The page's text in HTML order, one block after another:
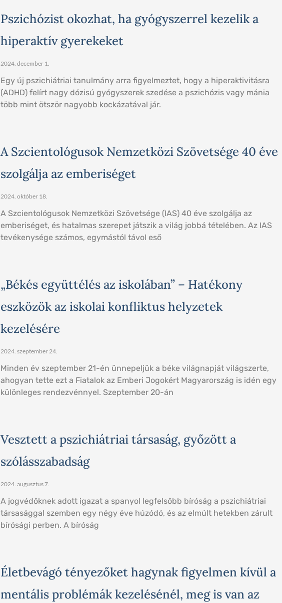
Pszichózist okozhat, ha gyógyszerrel kezelik a
hiperaktív gyerekeket
2024. december 1.
Egy új pszichiátriai tanulmány arra figyelmeztet, hogy a hiperaktivitásra
(ADHD) felírt nagy dózisú gyógyszerek szedése a pszichózis vagy mánia
több mint ötször nagyobb kockázatával jár.
A Szcientológusok Nemzetközi Szövetsége 40 éve
szolgálja az emberiséget
2024. október 18.
A Szcientológusok Nemzetközi Szövetsége (IAS) 40 éve szolgálja az
emberiséget, és hatalmas szerepet játszik a világ jobbá tételében. Az IAS
tevékenysége számos, egymástól távol eső
„Békés együttélés az iskolában” – Hatékony
eszközök az iskolai konfliktus helyzetek
kezelésére
2024. szeptember 24.
Minden év szeptember 21-én ünnepeljük a béke világnapját világszerte,
ahogyan tette ezt a Fiatalok az Emberi Jogokért Magyarország is idén egy
különleges rendezvénnyel. Szeptember 20-án
Vesztett a pszichiátriai társaság, győzött a
szólásszabadság
2024. augusztus 7.
A jogvédőknek adott igazat a spanyol legfelsőbb bíróság a pszichiátriai
társasággal szemben egy négy éve húzódó, és az elmúlt hetekben zárult
bírósági perben. A bíróság
Életbevágó tényezőket hagynak figyelmen kívül a
mentális problémák kezelésénél, meg is van az